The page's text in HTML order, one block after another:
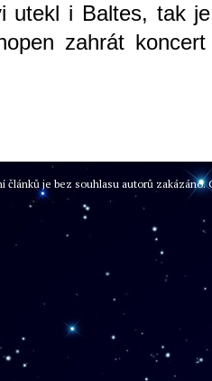
utekl i Baltes, tak
zahrát
článků je bez souhlasu autorů